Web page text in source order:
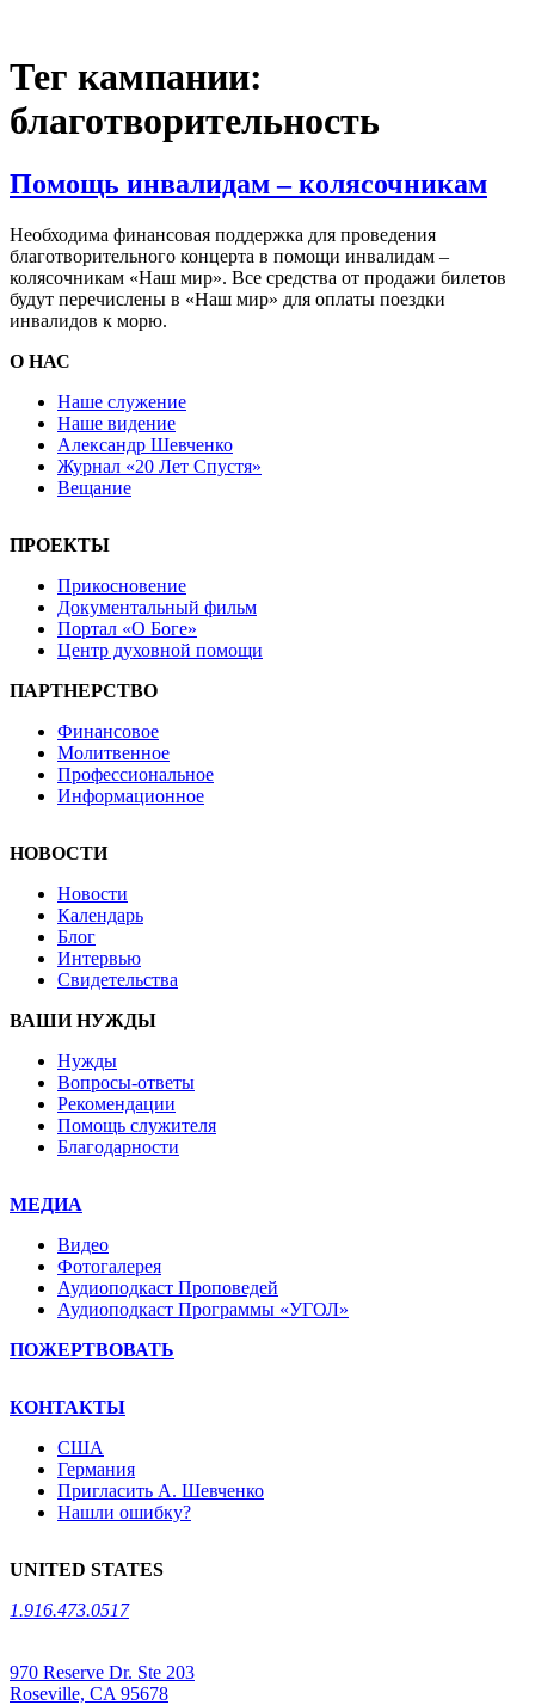
Тег кампании:
благотворительность
Помощь инвалидам – колясочникам
Необходима финансовая поддержка для проведения
благотворительного концерта в помощи инвалидам –
колясочникам «Наш мир». Все средства от продажи билетов
будут перечислены в «Наш мир» для оплаты поездки
инвалидов к морю.
О НАС
Наше служение
Наше видение
Александр Шевченко
Журнал «20 Лет Спустя»
Вещание
ПРОЕКТЫ
Прикосновение
Документальный фильм
Портал «О Боге»
Центр духовной помощи
ПАРТНЕРСТВО
Финансовое
Молитвенное
Профессиональное
Информационное
НОВОСТИ
Новости
Календарь
Блог
Интервью
Свидетельства
ВАШИ НУЖДЫ
Нужды
Вопросы-ответы
Рекомендации
Помощь служителя
Благодарности
МЕДИА
Видео
Фотогалерея
Аудиоподкаст Проповедей
Аудиоподкаст Программы «УГОЛ»
ПОЖЕРТВОВАТЬ
КОНТАКТЫ
США
Германия
Пригласить А. Шевченко
Нашли ошибку?
UNITED STATES
1.916.473.0517
970 Reserve Dr. Ste 203
Roseville, CA 95678